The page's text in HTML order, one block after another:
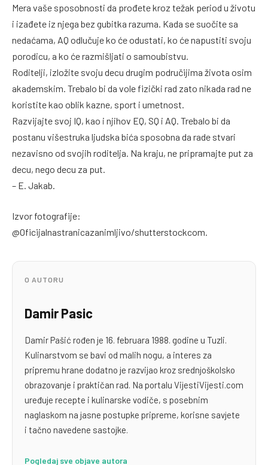
Mera vaše sposobnosti da prođete kroz težak period u životu
i izađete iz njega bez gubitka razuma. Kada se suočite sa
nedaćama, AQ odlučuje ko će odustati, ko će napustiti svoju
porodicu, a ko će razmišljati o samoubistvu.
Roditelji, izložite svoju decu drugim područijima života osim
akademskim. Trebalo bi da vole fizički rad zato nikada rad ne
koristite kao oblik kazne, sport i umetnost.
Razvijajte svoj IQ, kao i njihov EQ, SQ i AQ. Trebalo bi da
postanu višestruka ljudska bića sposobna da rade stvari
nezavisno od svojih roditelja. Na kraju, ne pripramajte put za
decu, nego decu za put.
– E. Jakab.
Izvor fotografije:
@Oficijalnastranicazanimljivo/shutterstockcom.
O AUTORU
Damir Pasic
Damir Pašić rođen je 16. februara 1988. godine u Tuzli.
Kulinarstvom se bavi od malih nogu, a interes za
pripremu hrane dodatno je razvijao kroz srednjoškolsko
obrazovanje i praktičan rad. Na portalu VijestiVijesti.com
uređuje recepte i kulinarske vodiče, s posebnim
naglaskom na jasne postupke pripreme, korisne savjete
i tačno navedene sastojke.
Pogledaj sve objave autora